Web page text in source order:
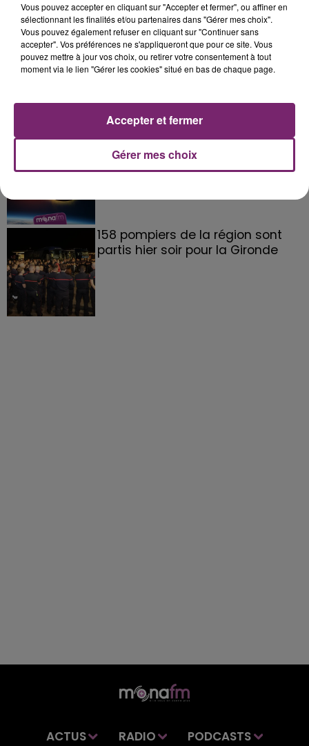
La Bulle - Guinguette éphémère
de Frelinghien !
éclipse solaire du 12 Août 2026
158 pompiers de la région sont
partis hier soir pour la Gironde
ACTUS RADIO PODCASTS
Vous pouvez accepter en cliquant sur "Accepter et fermer", ou affiner en
sélectionnant les finalités et/ou partenaires dans "Gérer mes choix".
Vous pouvez également refuser en cliquant sur "Continuer sans
accepter". Vos préférences ne s'appliqueront que pour ce site. Vous
pouvez mettre à jour vos choix, ou retirer votre consentement à tout
moment via le lien "Gérer les cookies" situé en bas de chaque page.
Gérer mes choix
Accepter et fermer